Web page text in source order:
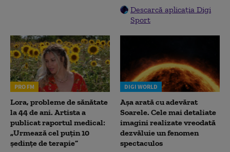
Descarcă aplicația Digi
Sport
PRO FM
Lora, probleme de sănătate
la 44 de ani. Artista a
publicat raportul medical:
„Urmează cel puțin 10
ședințe de terapie”
DIGI WORLD
Așa arată cu adevărat
Soarele. Cele mai detaliate
imagini realizate vreodată
dezvăluie un fenomen
spectaculos